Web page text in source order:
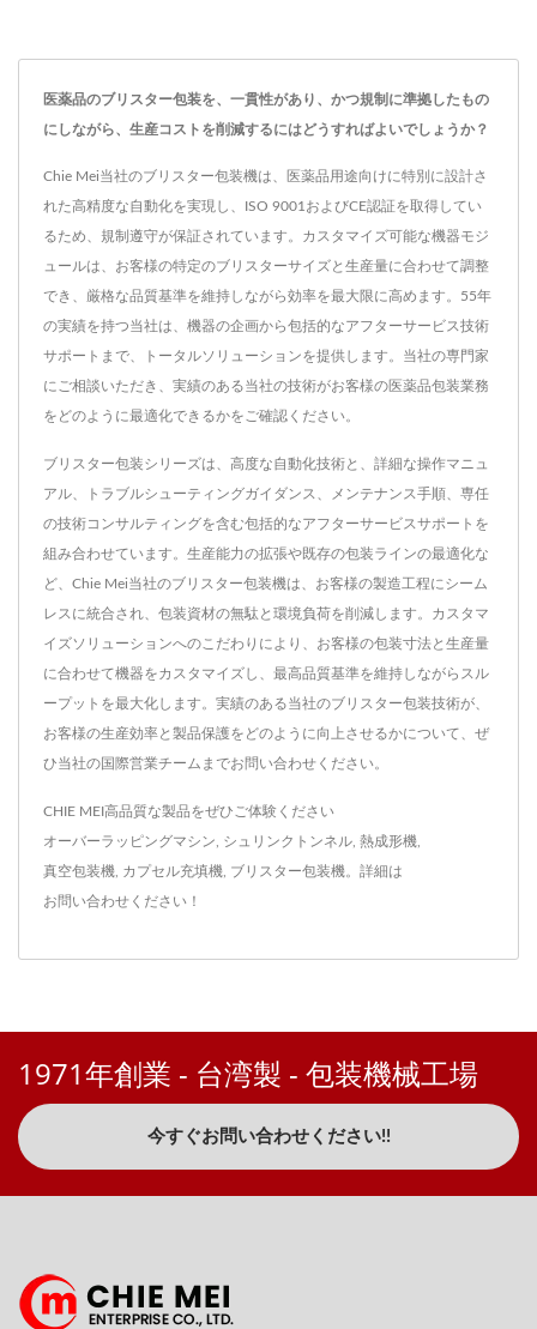
医薬品のブリスター包装を、一貫性があり、かつ規制に準拠したもの
にしながら、生産コストを削減するにはどうすればよいでしょうか？
Chie Mei当社のブリスター包装機は、医薬品用途向けに特別に設計さ
れた高精度な自動化を実現し、ISO 9001およびCE認証を取得してい
るため、規制遵守が保証されています。カスタマイズ可能な機器モジ
ュールは、お客様の特定のブリスターサイズと生産量に合わせて調整
でき、厳格な品質基準を維持しながら効率を最大限に高めます。55年
の実績を持つ当社は、機器の企画から包括的なアフターサービス技術
サポートまで、トータルソリューションを提供します。当社の専門家
にご相談いただき、実績のある当社の技術がお客様の医薬品包装業務
をどのように最適化できるかをご確認ください。
ブリスター包装シリーズは、高度な自動化技術と、詳細な操作マニュ
アル、トラブルシューティングガイダンス、メンテナンス手順、専任
の技術コンサルティングを含む包括的なアフターサービスサポートを
組み合わせています。生産能力の拡張や既存の包装ラインの最適化な
ど、Chie Mei当社のブリスター包装機は、お客様の製造工程にシーム
レスに統合され、包装資材の無駄と環境負荷を削減します。カスタマ
イズソリューションへのこだわりにより、お客様の包装寸法と生産量
に合わせて機器をカスタマイズし、最高品質基準を維持しながらスル
ープットを最大化します。実績のある当社のブリスター包装技術が、
お客様の生産効率と製品保護をどのように向上させるかについて、ぜ
ひ当社の国際営業チームまでお問い合わせください。
CHIE MEI高品質な製品をぜひご体験ください
オーバーラッピングマシン シュリンクトンネル 熱成形機
真空包装機 カプセル充填機 ブリスター包装機。詳細は
お問い合わせください！
1971年創業 - 台湾製 - 包装機械工場
今すぐお問い合わせください!!